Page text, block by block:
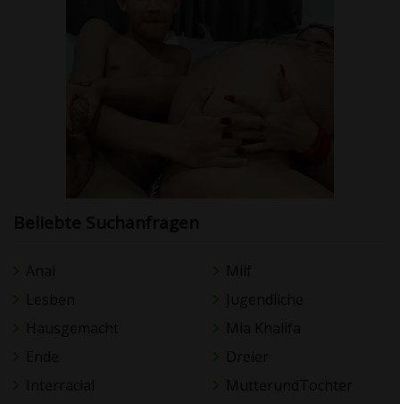
Beliebte Suchanfragen
Anal
Lesben
Hausgemacht
Ende
Interracial
Milf
Jugendliche
Mia Khalifa
Dreier
MutterundTochter